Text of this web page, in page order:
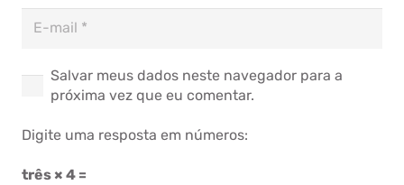
Salvar meus dados neste navegador para a
próxima vez que eu comentar.
Digite uma resposta em números:
três × 4 =